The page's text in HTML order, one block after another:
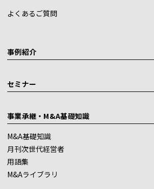
よくあるご質問
事例紹介
セミナー
事業承継・M&A基礎知識
M&A基礎知識
月刊次世代経営者
用語集
M&Aライブラリ